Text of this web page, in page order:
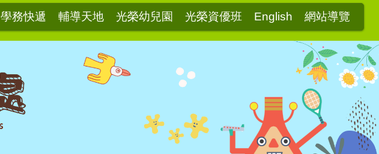
學務快遞 輔導天地 光榮幼兒園 光榮資優班 English 網站導覽